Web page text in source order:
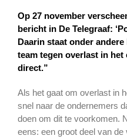
Op 27 november
bericht in De Telegraaf:
Daarin staat onder
team tegen overlast in
direct.”
Als het gaat om overlast in
snel naar de ondernemers
doen om dit te voorkomen.
eens: een groot deel van